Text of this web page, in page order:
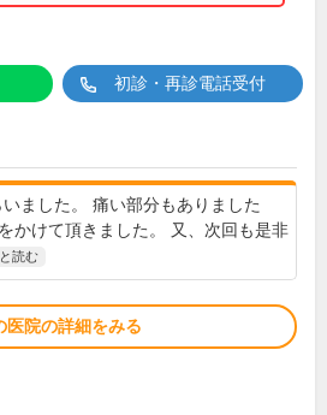
初診・再診電話受付
ました。 痛い部分もありました
かけて頂きました。 又、次回も是非
読む
医院の詳細をみる